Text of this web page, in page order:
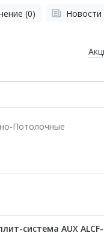
(0) Новости
Потолочные
система AUX ALCF-